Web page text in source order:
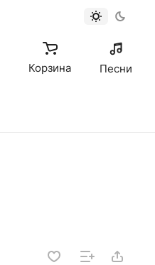
Корзина Песни